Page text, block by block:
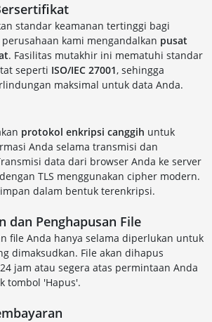
standar keamanan tertinggi bagi
kami mengandalkan pusat
. Fasilitas mutakhir ini mematuhi standar
seperti ISO/IEC 27001, sehingga
maksimal untuk data Anda.
protokol enkripsi canggih untuk
Anda selama transmisi dan
data dari browser Anda ke server
TLS menggunakan cipher modern.
dalam bentuk terenkripsi.
dan Penghapusan File
file Anda hanya selama diperlukan untuk
dimaksudkan. File akan dihapus
jam atau segera atas permintaan Anda
tombol 'Hapus'.